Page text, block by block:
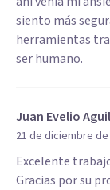
siento más
herramientas
ser humano.
Juan Evelio
21 de diciembre de
Excelente
Gracias por su